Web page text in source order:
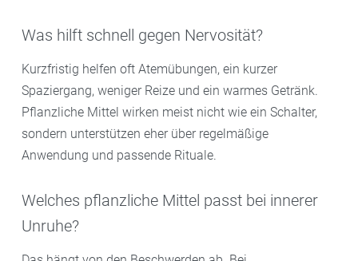
Was hilft schnell gegen Nervosität?
Kurzfristig helfen oft Atemübungen, ein kurzer
Spaziergang, weniger Reize und ein warmes Getränk.
Pflanzliche Mittel wirken meist nicht wie ein Schalter,
sondern unterstützen eher über regelmäßige
Anwendung und passende Rituale.
Welches pflanzliche Mittel passt bei innerer
Unruhe?